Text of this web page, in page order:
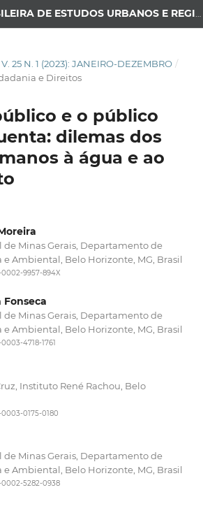
V. 25 N. 1 (2023): JANEIRO-DEZEMBRO /
e Direitos
e o público
dilemas dos
à água e ao
de Minas Gerais, Departamento de
Ambiental, Belo Horizonte, MG, Brasil
9957-894X
Fonseca
de Minas Gerais, Departamento de
Ambiental, Belo Horizonte, MG, Brasil
4718-1761
Instituto René Rachou, Belo
0175-0180
de Minas Gerais, Departamento de
Ambiental, Belo Horizonte, MG, Brasil
5282-0938